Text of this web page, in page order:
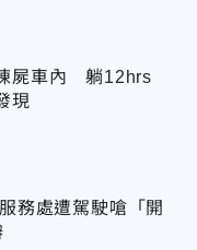
屍車內 躺12hrs
現
務處遭駕駛嗆「開